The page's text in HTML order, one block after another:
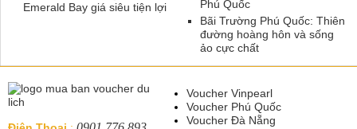
Phú Quốc
Bãi Trường Phú Quốc: Thiên
đường hoàng hôn và sống
ảo cực chất
Emerald Bay giá siêu tiện lợi
Voucher Vinpearl
Voucher Phú Quốc
Voucher Đà Nẵng